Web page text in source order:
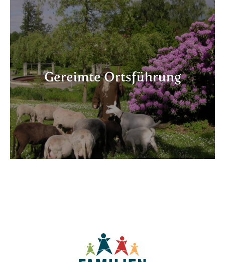
Gereimte Ortsführung